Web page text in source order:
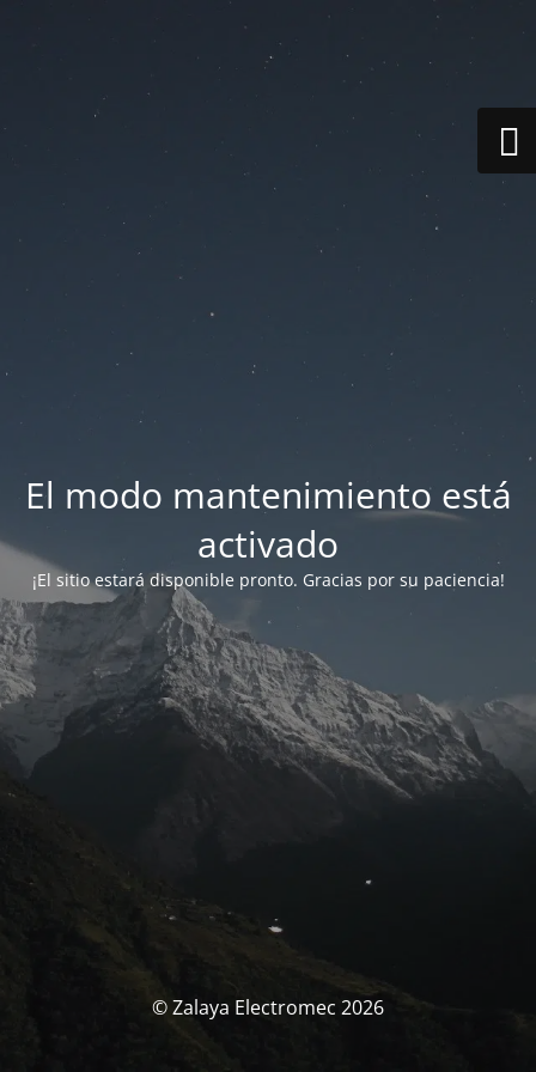
El modo mantenimiento está
activado
¡El sitio estará disponible pronto. Gracias por su paciencia!
© Zalaya Electromec 2026